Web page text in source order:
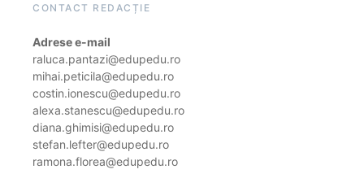
CONTACT REDACȚIE
Adrese e-mail
raluca.pantazi@edupedu.ro
mihai.peticila@edupedu.ro
costin.ionescu@edupedu.ro
alexa.stanescu@edupedu.ro
diana.ghimisi@edupedu.ro
stefan.lefter@edupedu.ro
ramona.florea@edupedu.ro